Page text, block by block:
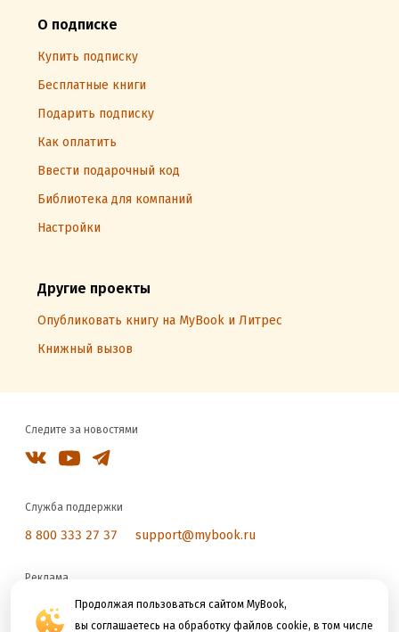
Продолжая пользоваться сайтом MyBook,
вы соглашаетесь на обработку файлов cookie, в том числе
О подписке
Купить подписку
Бесплатные книги
Подарить подписку
Как оплатить
Ввести подарочный код
Библиотека для компаний
Настройки
Другие проекты
Опубликовать книгу на MyBook и Литрес
Книжный вызов
Следите за новостями
Служба поддержки
8 800 333 27 37 support@mybook.ru
Реклама
reklama@litres.ru